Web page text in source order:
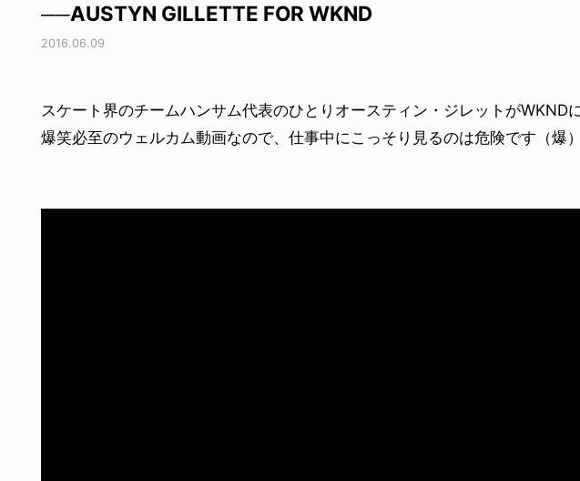
──AUSTYN GILLETTE FOR WKND
2016.06.09
スケート界のチームハンサム代表のひとりオースティン・ジレットがWKNDに
爆笑必至のウェルカム動画なので、仕事中にこっそり見るのは危険です（爆）